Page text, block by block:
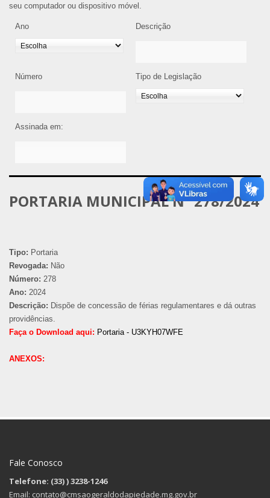
seu computador ou dispositivo móvel.
Ano Descrição
Número Tipo de Legislação
Assinada em:
PORTARIA MUNICIPAL Nº 278/2024
Tipo: Portaria
Revogada: Não
Número: 278
Ano: 2024
Descrição: Dispõe de concessão de férias regulamentares e dá outras
providências.
Faça o Download aqui: Portaria - U3KYH07WFE
ANEXOS:
Fale Conosco
Telefone: (33)) 3238-1246
Email: contato@cmsaogeraldodapiedade.mg.gov.br